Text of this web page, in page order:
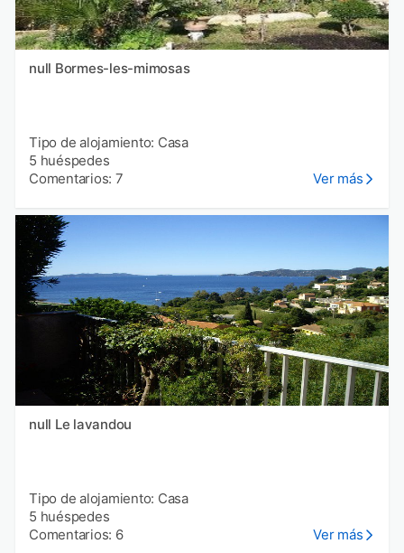
null Bormes-les-mimosas
Tipo de alojamiento: Casa
5 huéspedes
Comentarios: 7
Ver más
null Le lavandou
Tipo de alojamiento: Casa
5 huéspedes
Comentarios: 6
Ver más